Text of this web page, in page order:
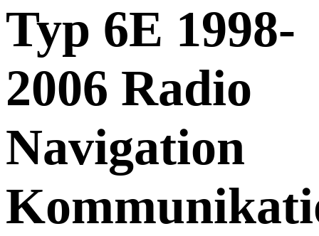
Typ 6E 1998-
2006 Radio
Navigation